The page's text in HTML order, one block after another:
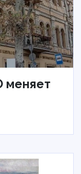
меняет